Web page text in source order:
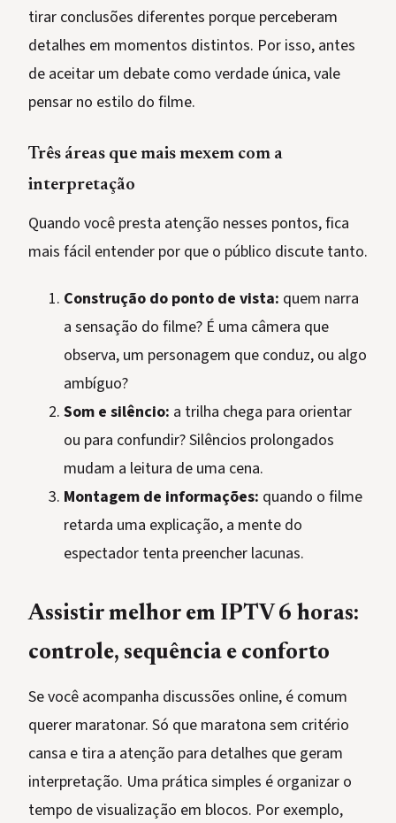
tirar conclusões diferentes porque perceberam
detalhes em momentos distintos. Por isso, antes
de aceitar um debate como verdade única, vale
pensar no estilo do filme.
Três áreas que mais mexem com a
interpretação
Quando você presta atenção nesses pontos, fica
mais fácil entender por que o público discute tanto.
Construção do ponto de vista: quem narra
a sensação do filme? É uma câmera que
observa, um personagem que conduz, ou algo
ambíguo?
Som e silêncio: a trilha chega para orientar
ou para confundir? Silêncios prolongados
mudam a leitura de uma cena.
Montagem de informações: quando o filme
retarda uma explicação, a mente do
espectador tenta preencher lacunas.
Assistir melhor em IPTV 6 horas:
controle, sequência e conforto
Se você acompanha discussões online, é comum
querer maratonar. Só que maratona sem critério
cansa e tira a atenção para detalhes que geram
interpretação. Uma prática simples é organizar o
tempo de visualização em blocos. Por exemplo,